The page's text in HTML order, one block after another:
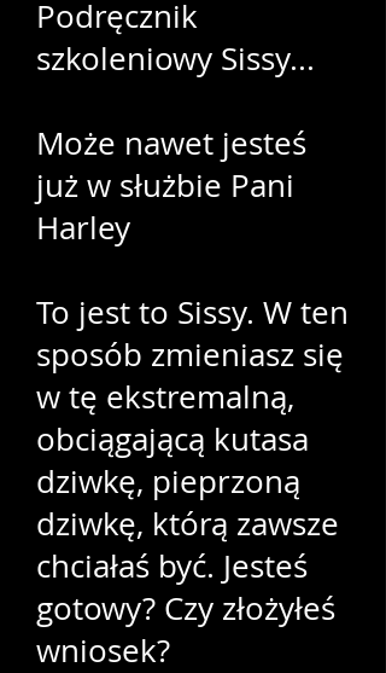
Podręcznik
szkoleniowy Sissy...
Może nawet jesteś
już w służbie Pani
Harley
To jest to Sissy. W ten
sposób zmieniasz się
w tę ekstremalną,
obciągającą kutasa
dziwkę, pieprzoną
dziwkę, którą zawsze
chciałaś być. Jesteś
gotowy? Czy złożyłeś
wniosek?